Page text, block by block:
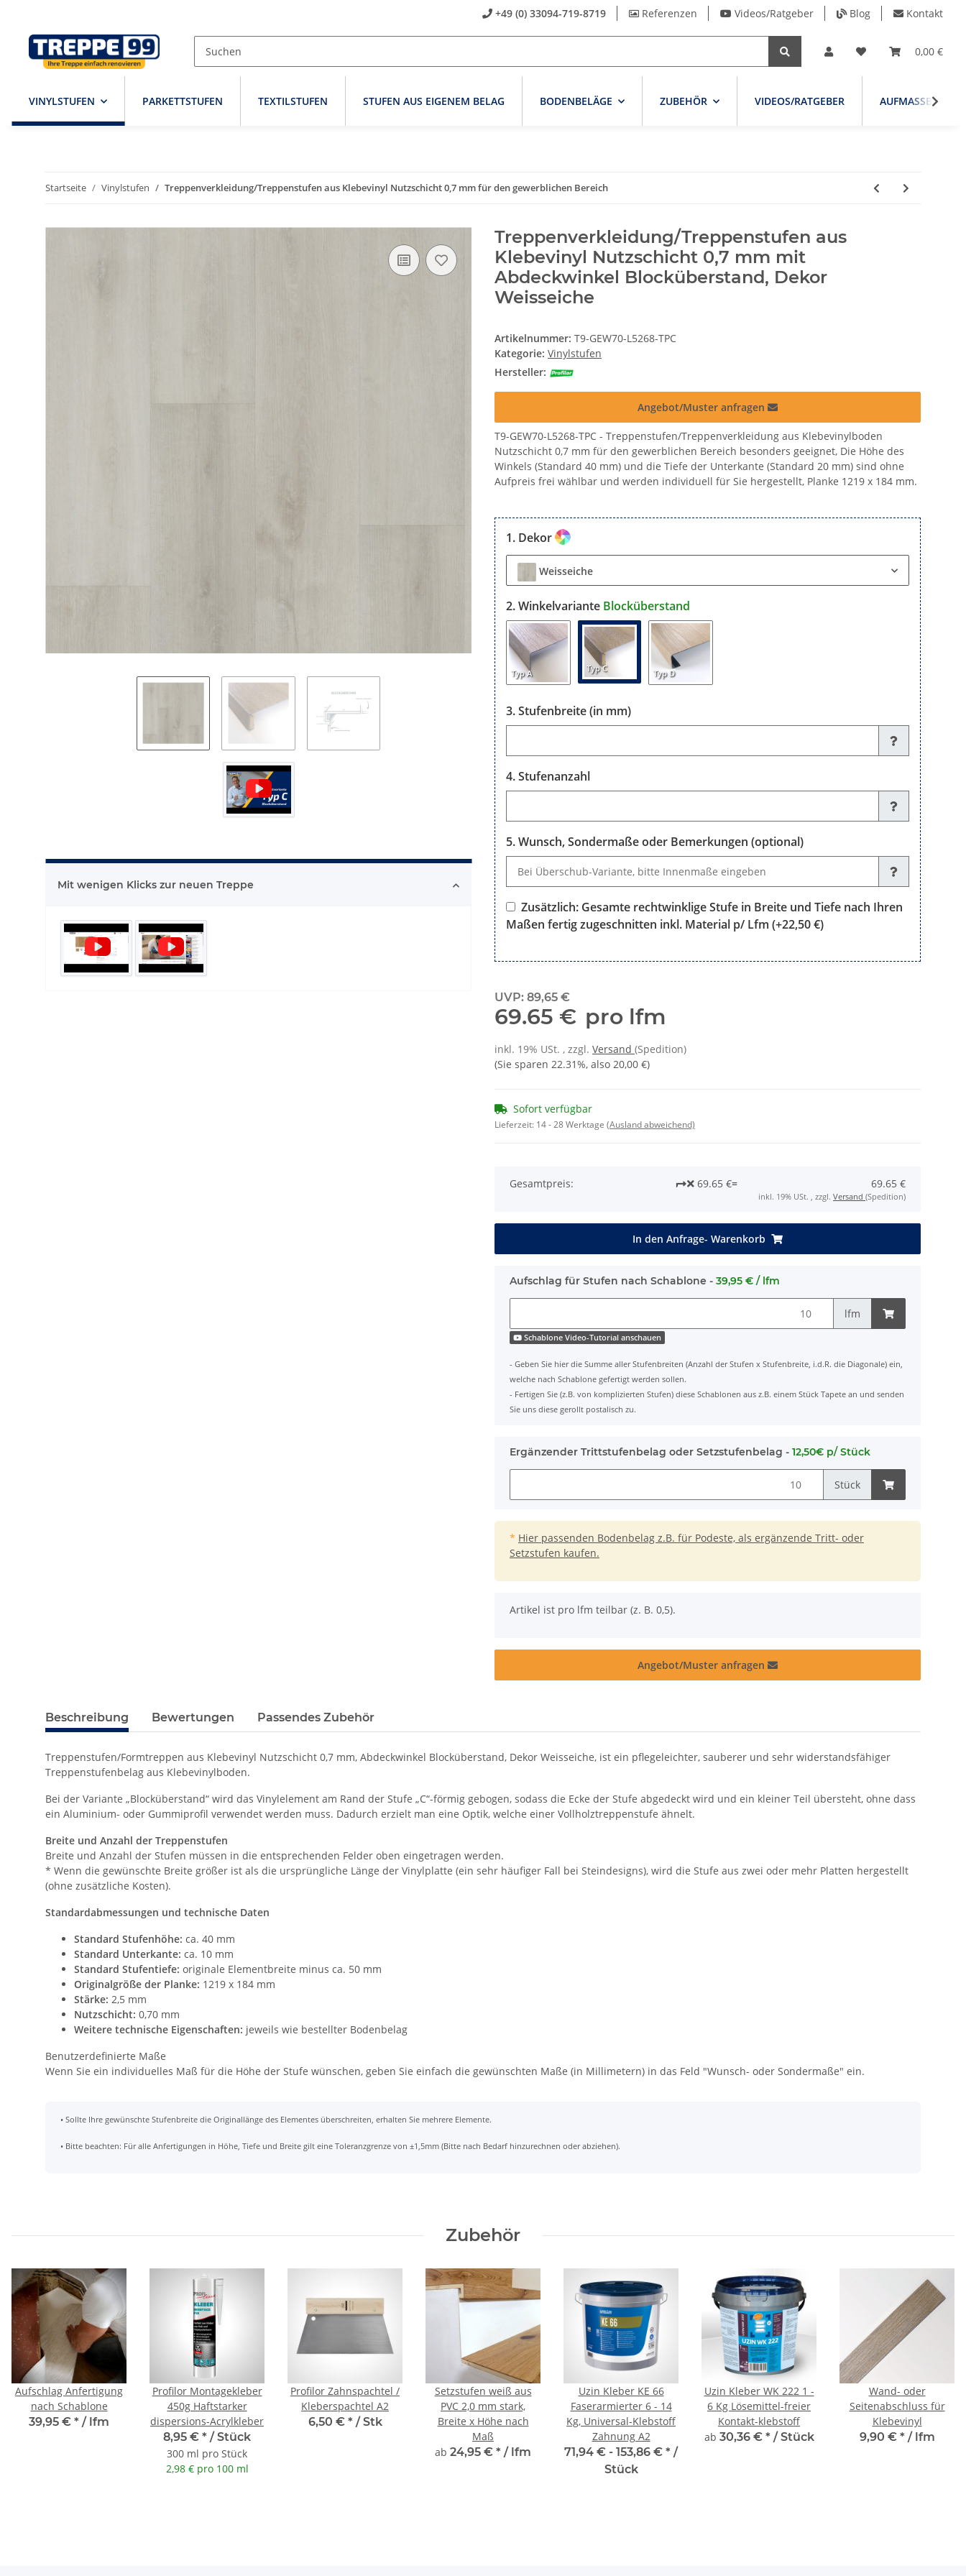
+49 (0) 33094-719-8719 Referenzen Videos/Ratgeber Blog Kontakt
0,00 €
VINYLSTUFEN PARKETTSTUFEN TEXTILSTUFEN STUFEN AUS EIGENEM BELAG BODENBELÄGE ZUBEHÖR VIDEOS/RATGEBER AUFMASSBLATT
Startseite Vinylstufen Treppenverkleidung/Treppenstufen aus Klebevinyl Nutzschicht 0,7 mm für den gewerblichen Bereich
Mit wenigen Klicks zur neuen Treppe
Treppenverkleidung/Treppenstufen aus
Klebevinyl Nutzschicht 0,7 mm mit
Abdeckwinkel Blocküberstand, Dekor
Weisseiche
Artikelnummer: T9-GEW70-L5268-TPC
Kategorie: Vinylstufen
Hersteller:
Angebot/Muster anfragen
T9-GEW70-L5268-TPC - Treppenstufen/Treppenverkleidung aus Klebevinylboden
Nutzschicht 0,7 mm für den gewerblichen Bereich besonders geeignet, Die Höhe des
Winkels (Standard 40 mm) und die Tiefe der Unterkante (Standard 20 mm) sind ohne
Aufpreis frei wählbar und werden individuell für Sie hergestellt, Planke 1219 x 184 mm.
Dekor
Weisseiche
Winkelvariante Blocküberstand
Typ A Typ C Typ D
Stufenbreite (in mm)
Stufenanzahl
Wunsch, Sondermaße oder Bemerkungen (optional)
Zusätzlich: Gesamte rechtwinklige Stufe in Breite und Tiefe nach Ihren
Maßen fertig zugeschnitten inkl. Material p/ Lfm (+22,50 €)
Zusätzlich: Gesamte rechtwinklige Stufe in Breite und Tiefe nach Ihren Maßen fertig
UVP: 89,65 €
69.65 € pro lfm
inkl. 19% USt. , zzgl. Versand (Spedition)
(Sie sparen 22.31%, also 20,00 €)
Sofort verfügbar
Lieferzeit: 14 - 28 Werktage (Ausland abweichend)
Gesamtpreis: 69.65 €= 69.65 €
inkl. 19% USt. , zzgl. Versand (Spedition)
In den Anfrage- Warenkorb
Aufschlag für Stufen nach Schablone - 39,95 € / lfm
lfm
Schablone Video-Tutorial anschauen
- Geben Sie hier die Summe aller Stufenbreiten (Anzahl der Stufen x Stufenbreite, i.d.R. die Diagonale) ein,
welche nach Schablone gefertigt werden sollen.
- Fertigen Sie (z.B. von komplizierten Stufen) diese Schablonen aus z.B. einem Stück Tapete an und senden
Sie uns diese gerollt postalisch zu.
Ergänzender Trittstufenbelag oder Setzstufenbelag - 12,50€ p/ Stück
Stück
* Hier passenden Bodenbelag z.B. für Podeste, als ergänzende Tritt- oder
Setzstufen kaufen.
x
Artikel ist pro lfm teilbar (z. B. 0,5).
Angebot/Muster anfragen
Beschreibung Bewertungen Passendes Zubehör
Treppenstufen/Formtreppen aus Klebevinyl Nutzschicht 0,7 mm, Abdeckwinkel Blocküberstand, Dekor Weisseiche, ist ein pflegeleichter, sauberer und sehr widerstandsfähiger
Treppenstufenbelag aus Klebevinylboden.
Bei der Variante „Blocküberstand“ wird das Vinylelement am Rand der Stufe „C“-förmig gebogen, sodass die Ecke der Stufe abgedeckt wird und ein kleiner Teil übersteht, ohne dass
ein Aluminium- oder Gummiprofil verwendet werden muss. Dadurch erzielt man eine Optik, welche einer Vollholztreppenstufe ähnelt.
Breite und Anzahl der Treppenstufen
Breite und Anzahl der Stufen müssen in die entsprechenden Felder oben eingetragen werden.
* Wenn die gewünschte Breite größer ist als die ursprüngliche Länge der Vinylplatte (ein sehr häufiger Fall bei Steindesigns), wird die Stufe aus zwei oder mehr Platten hergestellt
(ohne zusätzliche Kosten).
Standardabmessungen und technische Daten
Standard Stufenhöhe: ca. 40 mm
Standard Unterkante: ca. 10 mm
Standard Stufentiefe: originale Elementbreite minus ca. 50 mm
Originalgröße der Planke: 1219 x 184 mm
Stärke: 2,5 mm
Nutzschicht: 0,70 mm
Weitere technische Eigenschaften: jeweils wie bestellter Bodenbelag
Benutzerdefinierte Maße
Wenn Sie ein individuelles Maß für die Höhe der Stufe wünschen, geben Sie einfach die gewünschten Maße (in Millimetern) in das Feld "Wunsch- oder Sondermaße" ein.
• Sollte Ihre gewünschte Stufenbreite die Originallänge des Elementes überschreiten, erhalten Sie mehrere Elemente.
• Bitte beachten: Für alle Anfertigungen in Höhe, Tiefe und Breite gilt eine Toleranzgrenze von ±1,5mm (Bitte nach Bedarf hinzurechnen oder abziehen).
Zubehör
Aufschlag Anfertigung
nach Schablone
39,95 € * / lfm
Profilor Montagekleber
450g Haftstarker
dispersions-Acrylkleber
8,95 € * / Stück
300 ml pro Stück
2,98 € pro 100 ml
Profilor Zahnspachtel /
Kleberspachtel A2
6,50 € */ Stk
Setzstufen weiß aus
PVC 2,0 mm stark,
Breite x Höhe nach
Maß
ab 24,95 € * / lfm
Uzin Kleber KE 66
Faserarmierter 6 - 14
Kg, Universal-Klebstoff
Zahnung A2
71,94 € - 153,86 € * /
Stück
Uzin Kleber WK 222 1 -
6 Kg Lösemittel-freier
Kontakt-klebstoff
ab 30,36 € */ Stück
Wand- oder
Seitenabschluss für
Klebevinyl
9,90 € */ lfm